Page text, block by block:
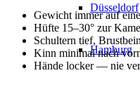
Düsseldorf
Hamburg
Gewicht immer auf
Hüfte 15–30° zur
Schultern tief,
Kinn minimal nach
Hände locker — nie